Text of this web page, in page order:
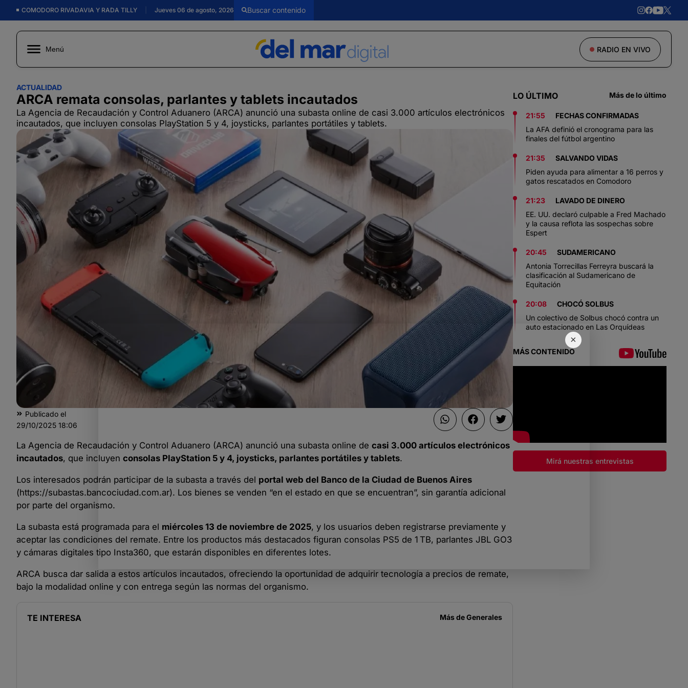
COMODORO RIVADAVIA Y RADA TILLY Jueves 06 de agosto, 2026
Menú RADIO EN VIVO
×
ACTUALIDAD
ARCA remata consolas, parlantes y tablets incautados
La Agencia de Recaudación y Control Aduanero (ARCA) anunció una subasta online de casi 3.000 artículos electrónicos
incautados, que incluyen consolas PlayStation 5 y 4, joysticks, parlantes portátiles y tablets.
Publicado el
29/10/2025 18:06
La Agencia de Recaudación y Control Aduanero (ARCA) anunció una subasta online de casi 3.000 artículos electrónicos
incautados, que incluyen consolas PlayStation 5 y 4, joysticks, parlantes portátiles y tablets.
Los interesados podrán participar de la subasta a través del portal web del Banco de la Ciudad de Buenos Aires
(https://subastas.bancociudad.com.ar). Los bienes se venden “en el estado en que se encuentran”, sin garantía adicional
por parte del organismo.
La subasta está programada para el miércoles 13 de noviembre de 2025, y los usuarios deben registrarse previamente y
aceptar las condiciones del remate. Entre los productos más destacados figuran consolas PS5 de 1 TB, parlantes JBL GO3
y cámaras digitales tipo Insta360, que estarán disponibles en diferentes lotes.
ARCA busca dar salida a estos artículos incautados, ofreciendo la oportunidad de adquirir tecnología a precios de remate,
bajo la modalidad online y con entrega según las normas del organismo.
TE INTERESA Más deGenerales
LO ÚLTIMO Más de lo último
21:55
FECHAS CONFIRMADAS
La AFA definió el cronograma para las
finales del fútbol argentino
21:35
SALVANDO VIDAS
Piden ayuda para alimentar a 16 perros y
gatos rescatados en Comodoro
21:23
LAVADO DE DINERO
EE. UU. declaró culpable a Fred Machado
y la causa reflota las sospechas sobre
Espert
20:45
SUDAMERICANO
Antonia Torrecillas Ferreyra buscará la
clasificación al Sudamericano de
Equitación
20:08
CHOCÓ SOLBUS
Un colectivo de Solbus chocó contra un
auto estacionado en Las Orquídeas
MÁS CONTENIDO
Mirá nuestras entrevistas